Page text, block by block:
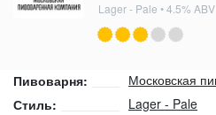
Lager - Pale • 4.5% ABV
Пивоварня:
Московская
Стиль:
Lager - Pale